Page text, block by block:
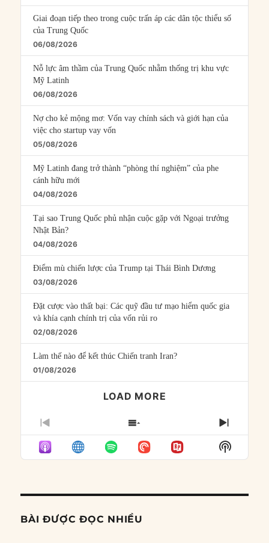
Giai đoạn tiếp theo trong cuộc trấn áp các dân tộc thiểu số
của Trung Quốc
06/08/2026
Nỗ lực âm thầm của Trung Quốc nhằm thống trị khu vực
Mỹ Latinh
06/08/2026
Nợ cho kẻ mộng mơ: Vốn vay chính sách và giới hạn của
việc cho startup vay vốn
05/08/2026
Mỹ Latinh đang trở thành “phòng thí nghiệm” của phe
cánh hữu mới
04/08/2026
Tại sao Trung Quốc phủ nhận cuộc gặp với Ngoại trưởng
Nhật Bản?
04/08/2026
Điểm mù chiến lược của Trump tại Thái Bình Dương
03/08/2026
Đặt cược vào thất bại: Các quỹ đầu tư mạo hiểm quốc gia
và khía cạnh chính trị của vốn rủi ro
02/08/2026
Làm thế nào để kết thúc Chiến tranh Iran?
01/08/2026
LOAD MORE
PREVIOUS
EPISODE
SHOW
EPISODES
LIST
NEXT
Show
Podcast
BÀI ĐƯỢC ĐỌC NHIỀU